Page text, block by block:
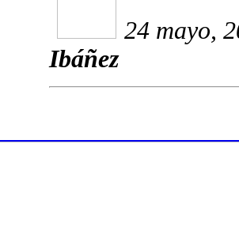
24 mayo,
Ibáñez